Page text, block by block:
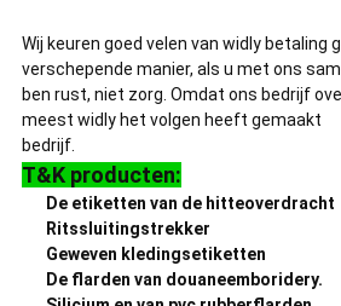
Wij keuren goed velen van widly betaling
verschepende manier, als u met ons
ben rust, niet zorg. Omdat ons bedrijf
meest widly het volgen heeft gemaakt
bedrijf.
T&K producten:
De etiketten van de hitteoverdracht
Ritssluitingstrekker
Geweven kledingsetiketten
De flarden van douaneemboridery.